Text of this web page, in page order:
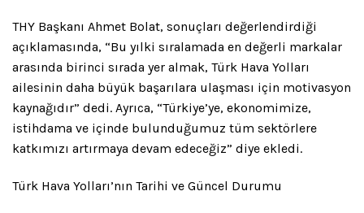
THY Başkanı Ahmet Bolat, sonuçları değerlendirdiği
açıklamasında, “Bu yılki sıralamada en değerli markalar
arasında birinci sırada yer almak, Türk Hava Yolları
ailesinin daha büyük başarılara ulaşması için motivasyon
kaynağıdır” dedi. Ayrıca, “Türkiye’ye, ekonomimize,
istihdama ve içinde bulunduğumuz tüm sektörlere
katkımızı artırmaya devam edeceğiz” diye ekledi.
Türk Hava Yolları’nın Tarihi ve Güncel Durumu